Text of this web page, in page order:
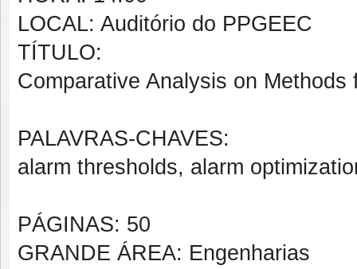
LOCAL: Auditório do PPGEEC
TÍTULO:
Comparative Analysis on
PALAVRAS-CHAVES:
alarm thresholds, alarm
PÁGINAS: 50
GRANDE ÁREA: Engenharias